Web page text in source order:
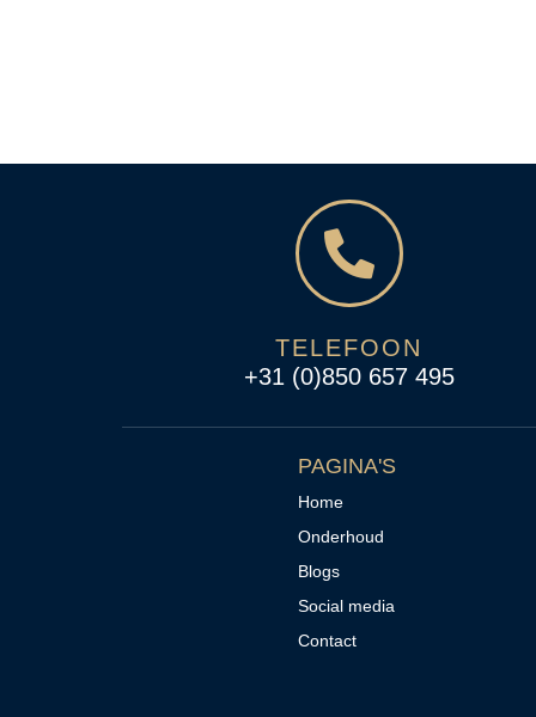
TELEFOON
+31 (0)850 657 495
PAGINA'S
Home
Onderhoud
Blogs
Social media
Contact